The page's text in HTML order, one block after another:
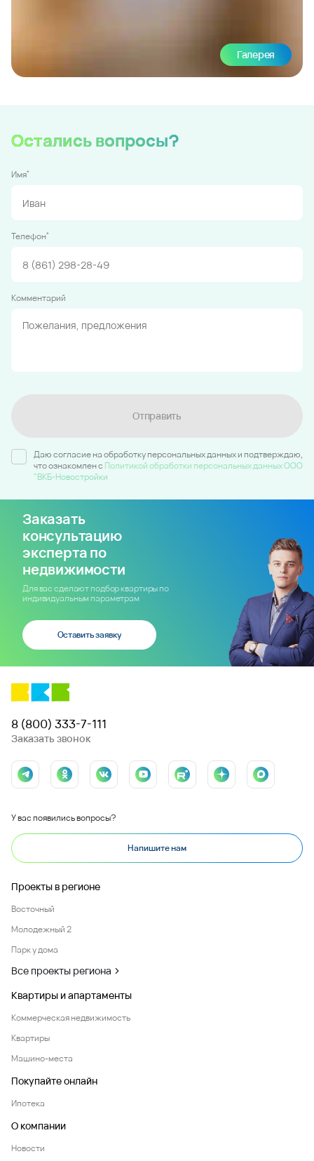
Галерея
Остались вопросы?
Имя*
Телефон*
Комментарий
Отправить
Даю согласие на обработку персональных данных и подтверждаю,
что ознакомлен c Политикой обработки персональных данных ООО
"ВКБ-Новостройки
Заказать
консультацию
эксперта по
недвижимости
Для вас сделают подбор квартиры по
индивидуальным параметрам
Оставить заявку
8 (800) 333-7-111
Заказать звонок
У вас появились вопросы?
Напишите нам
Проекты в регионе
Восточный
Молодежный 2
Парк у дома
Все проекты региона
Квартиры и апартаменты
Коммерческая недвижимость
Квартиры
Машино-места
Покупайте онлайн
Ипотека
О компании
Новости